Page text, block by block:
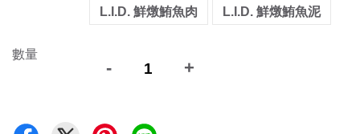
L.I.D. 鮮燉鮪魚肉 L.I.D. 鮮燉鮪魚泥
數量
- +